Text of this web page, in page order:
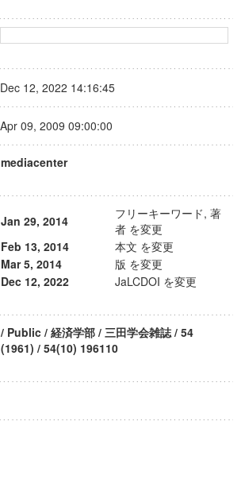
Dec 12, 2022 14:16:45
Apr 09, 2009 09:00:00
mediacenter
Jan 29, 2014
フリーキーワード, 著
者 を変更
Feb 13, 2014
本文 を変更
Mar 5, 2014
版 を変更
Dec 12, 2022
JaLCDOI を変更
/ Public / 経済学部 / 三田学会雑誌 / 54
(1961) / 54(10) 196110